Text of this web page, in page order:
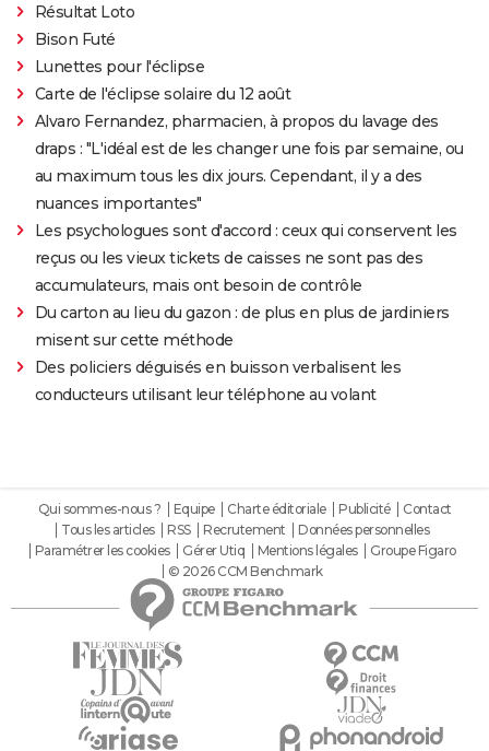
Résultat Loto
Bison Futé
Lunettes pour l'éclipse
Carte de l'éclipse solaire du 12 août
Alvaro Fernandez, pharmacien, à propos du lavage des
draps : "L'idéal est de les changer une fois par semaine, ou
au maximum tous les dix jours. Cependant, il y a des
nuances importantes"
Les psychologues sont d'accord : ceux qui conservent les
reçus ou les vieux tickets de caisses ne sont pas des
accumulateurs, mais ont besoin de contrôle
Du carton au lieu du gazon : de plus en plus de jardiniers
misent sur cette méthode
Des policiers déguisés en buisson verbalisent les
conducteurs utilisant leur téléphone au volant
Qui sommes-nous ? Equipe Charte éditoriale Publicité
Contact
Tous les articles
RSS Recrutement
Données personnelles
Paramétrer les cookies
Gérer Utiq Mentions légales
Groupe Figaro
© 2026 CCM Benchmark